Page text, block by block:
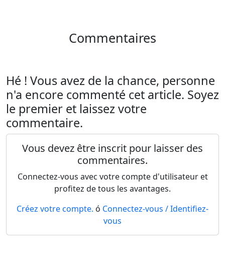
Commentaires
Hé ! Vous avez de la chance, personne
n'a encore commenté cet article. Soyez
le premier et laissez votre
commentaire.
Vous devez être inscrit pour laisser des
commentaires.
Connectez-vous avec votre compte d'utilisateur et
profitez de tous les avantages.
Créez votre compte. ó Connectez-vous / Identifiez-
vous